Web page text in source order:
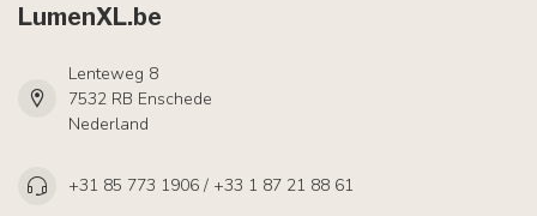
LumenXL.be
Lenteweg 8
7532 RB Enschede
Nederland
+31 85 773 1906 / +33 1 87 21 88 61